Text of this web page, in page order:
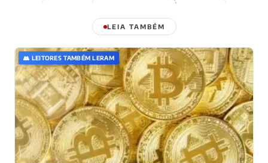
LEIA TAMBÉM
👥 LEITORES TAMBÉM LERAM